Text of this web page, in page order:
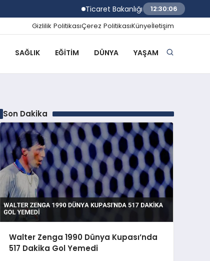
Ticaret Bakanlığı Ekipleri 2026 Yılında 58
12:30:07
Gizlilik PolitikasıÇerez PolitikasıKünyeİletişim
SAĞLIK EĞITIM DÜNYA YAŞAM
Son Dakika
Walter Zenga 1990 Dünya Kupası’nda
517 Dakika Gol Yemedi